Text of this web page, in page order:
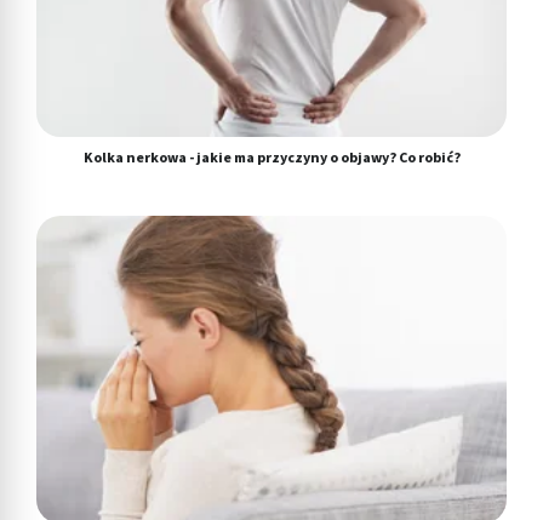
Kolka nerkowa - jakie ma przyczyny o objawy? Co robić?